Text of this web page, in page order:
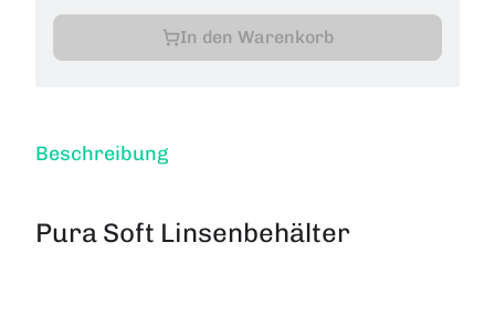
In den Warenkorb
Beschreibung
Pura Soft Linsenbehälter